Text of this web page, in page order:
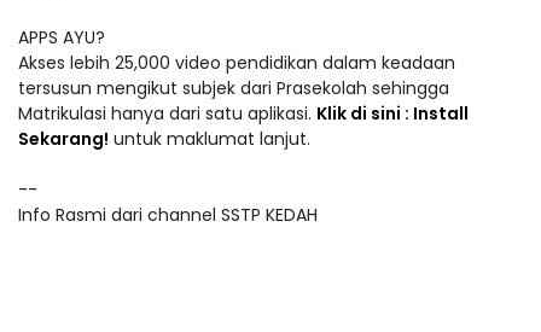
APPS AYU?
Akses lebih 25,000 video pendidikan dalam keadaan
tersusun mengikut subjek dari Prasekolah sehingga
Matrikulasi hanya dari satu aplikasi. Klik di sini : Install
Sekarang! untuk maklumat lanjut.
--
Info Rasmi dari channel SSTP KEDAH